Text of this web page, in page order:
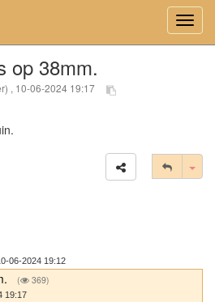
op 38mm.
, 10-06-2024 19:17
06-2024 19:12
( 369)
19:17